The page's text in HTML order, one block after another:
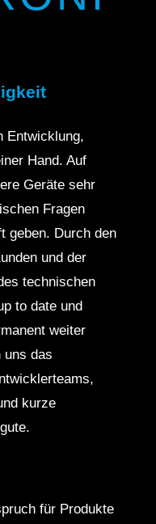
Entwicklung,
Hand. Auf
Geräte sehr
Fragen
geben. Durch den
und der
technischen
to date und
weiter
uns das
kurze
für Produkte